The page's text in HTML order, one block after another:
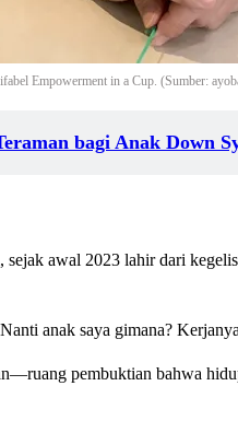
Empowerment in a Cup. (Sumber:
bagi Anak Down
awal 2023 lahir dari
anak saya gimana?
pembuktian bahwa